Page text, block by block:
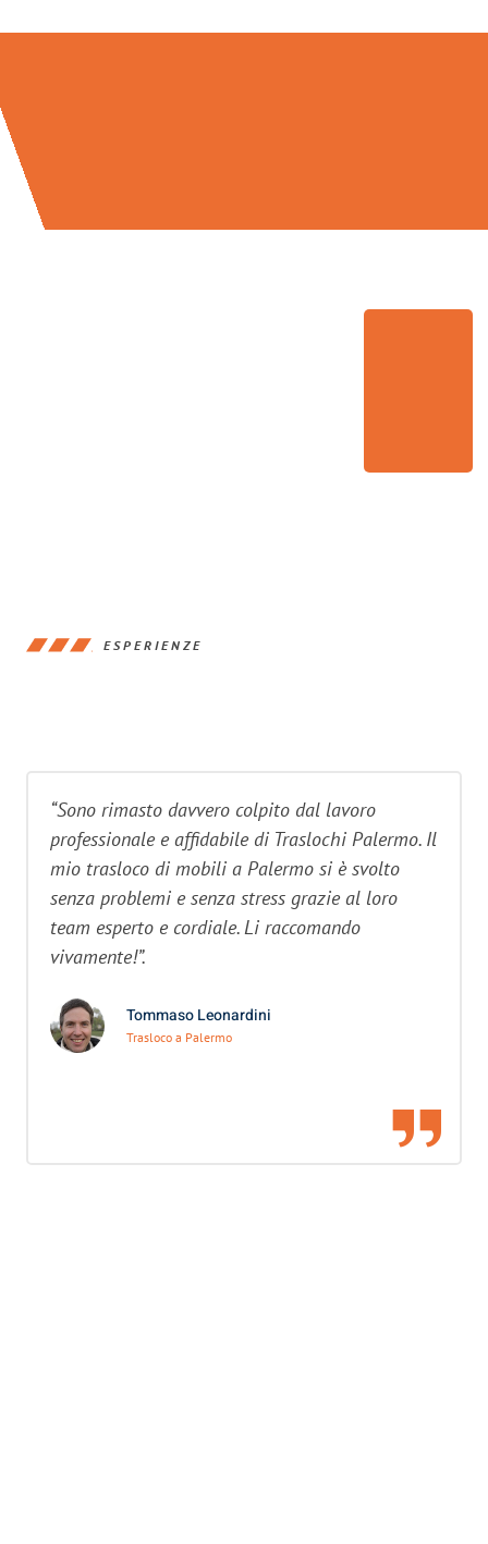
ESPERIENZE
“Sono rimasto davvero colpito dal lavoro
professionale e affidabile di Traslochi Palermo. Il
mio trasloco di mobili a Palermo si è svolto
senza problemi e senza stress grazie al loro
team esperto e cordiale. Li raccomando
vivamente!”.
Tommaso Leonardini
Trasloco a Palermo